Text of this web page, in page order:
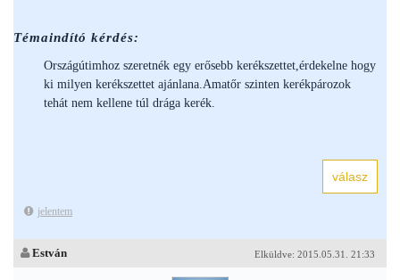
Témaindító kérdés:
Országútimhoz szeretnék egy erősebb kerékszettet,érdekelne hogy
ki milyen kerékszettet ajánlana.Amatőr szinten kerékpározok
tehát nem kellene túl drága kerék.
jelentem
Elküldve: 2015.05.31. 21:33
Estván